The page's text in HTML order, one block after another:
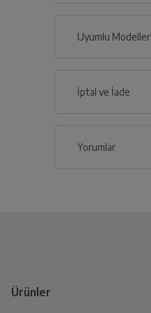
Uyumlu Modeller
İptal ve İade
Yorumlar
Ürünler